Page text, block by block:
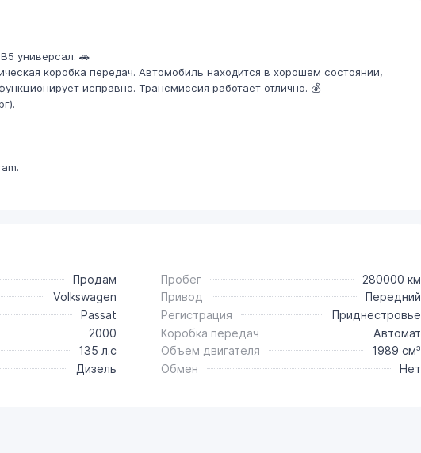
универсал. 🚗
коробка передач. Автомобиль находится в хорошем состоянии,
исправно. Трансмиссия работает отлично. 💰
Продам
Volkswagen
Passat
2000
135 л.с
Дизель
Пробег
280000 км
Привод
Передний
Регистрация
Приднестровье
Коробка передач
Автомат
Объем двигателя
1989 см³
Обмен
Нет